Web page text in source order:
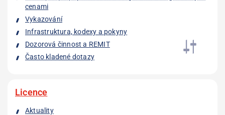
cenami
Vykazování
Infrastruktura, kodexy a pokyny
Dozorová činnost a REMIT
Často kladené dotazy
Licence
Aktuality